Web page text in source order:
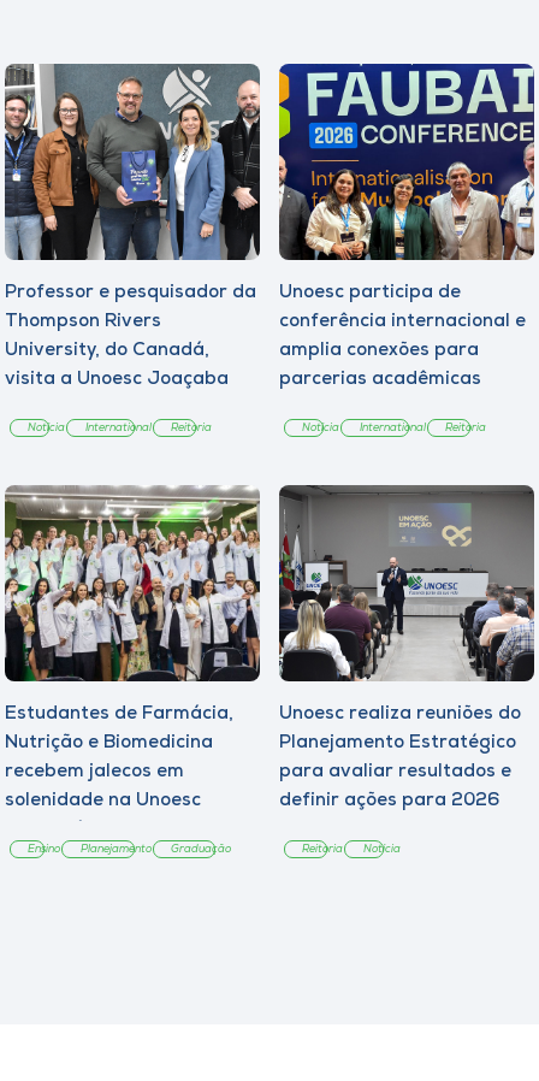
Professor e pesquisador da
Thompson Rivers
University, do Canadá,
visita a Unoesc Joaçaba
Notícia International Reitoria
Unoesc participa de
conferência internacional e
amplia conexões para
parcerias acadêmicas
Notícia International Reitoria
Estudantes de Farmácia,
Nutrição e Biomedicina
recebem jalecos em
solenidade na Unoesc
Ensino Planejamento Graduação
Unoesc realiza reuniões do
Planejamento Estratégico
para avaliar resultados e
definir ações para 2026
Reitoria Notícia